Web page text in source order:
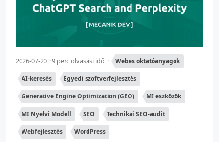
2026-07-20 9 perc olvasási idő Webes oktatóanyagok
AI-keresés Egyedi szoftverfejlesztés
Generative Engine Optimization (GEO) MI eszközök
MI Nyelvi Modell SEO Technikai SEO-audit
Webfejlesztés WordPress